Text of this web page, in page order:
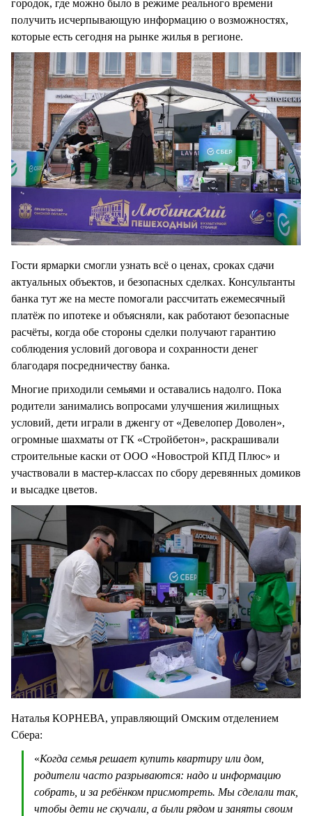
городок, где можно было в режиме реального времени
получить исчерпывающую информацию о возможностях,
которые есть сегодня на рынке жилья в регионе.
Гости ярмарки смогли узнать всё о ценах, сроках сдачи
актуальных объектов, и безопасных сделках. Консультанты
банка тут же на месте помогали рассчитать ежемесячный
платёж по ипотеке и объясняли, как работают безопасные
расчёты, когда обе стороны сделки получают гарантию
соблюдения условий договора и сохранности денег
благодаря посредничеству банка.
Многие приходили семьями и оставались надолго. Пока
родители занимались вопросами улучшения жилищных
условий, дети играли в дженгу от «Девелопер Доволен»,
огромные шахматы от ГК «Стройбетон», раскрашивали
строительные каски от ООО «Новострой КПД Плюс» и
участвовали в мастер-классах по сбору деревянных домиков
и высадке цветов.
Наталья КОРНЕВА, управляющий Омским отделением
Сбера:
«Когда семья решает купить квартиру или дом,
родители часто разрываются: надо и информацию
собрать, и за ребёнком присмотреть. Мы сделали так,
чтобы дети не скучали, а были рядом и заняты своим